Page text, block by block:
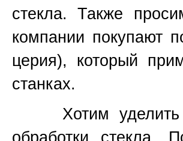
стекла. Также
компании покупают
церия), который
станках.
Хотим уделить
обработки стекла.